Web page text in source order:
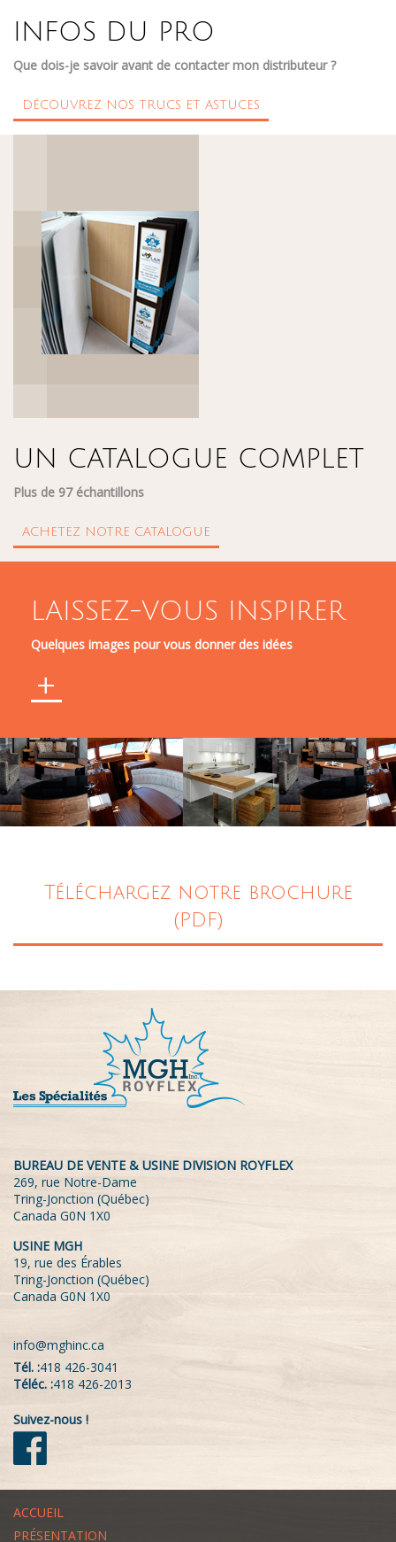
INFOS DU PRO
Que dois-je savoir avant de contacter mon distributeur ?
DÉCOUVREZ NOS TRUCS ET ASTUCES
UN CATALOGUE COMPLET
Plus de 97 échantillons
ACHETEZ NOTRE CATALOGUE
LAISSEZ-VOUS INSPIRER
Quelques images pour vous donner des idées
+
Téléchargez notre brochure
(PDF)
BUREAU DE VENTE & USINE DIVISION ROYFLEX
269, rue Notre-Dame
Tring-Jonction (Québec)
Canada G0N 1X0
USINE MGH
19, rue des Érables
Tring-Jonction (Québec)
Canada G0N 1X0
info@mghinc.ca
Tél. :418 426-3041
Téléc. :418 426-2013
Suivez-nous !
ACCUEIL
PRÉSENTATION